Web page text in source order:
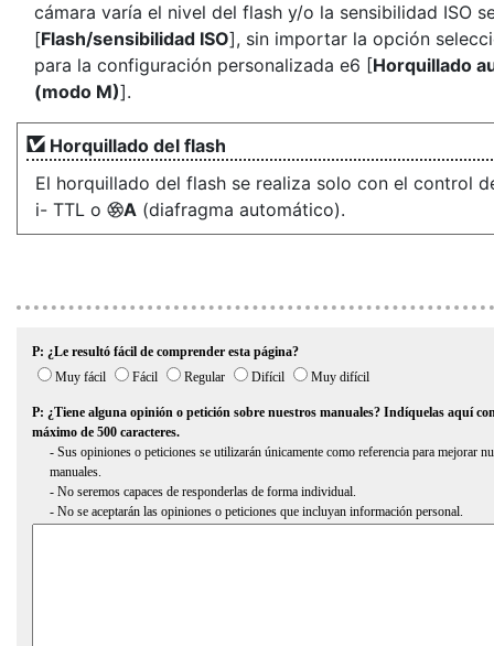
cámara varía el nivel del flash y/o la sensibilidad ISO
[Flash/sensibilidad ISO], sin importar la opción
para la configuración personalizada e6 [Horquillado
(modo M)].
Horquillado del flash
El horquillado del flash se realiza solo con el control
i- TTL o qA (diafragma automático).